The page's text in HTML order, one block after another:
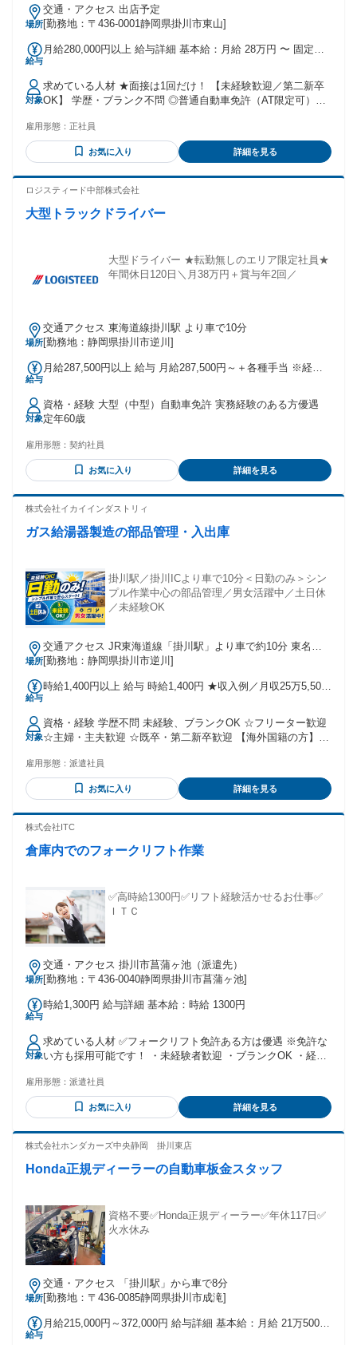
場所
交通・アクセス 出店予定
[勤務地：〒436-0001静岡県掛川市東山]
給与
月給280,000円以上 給与詳細 基本給：月給 28万円 〜 固定残
勤・家族手当金額：なし 全員に一律で支払われるその他手当
金額：なし ■月給28万円～35万円以上＋役職手当＋インセン
ティブ ※固定残業代32時間/60,000円分を含む <副店長> 月給
30万円以上 <店長> 月給35万円以上 ◆インセンティブで大幅
達成率に応じて、毎月インセンティブが支給されます。先輩
メンバーの多くが、入社3～6ヶ月で初達成し、年間80万円を
超えるインセンティブをGETしています！
対象
求めている人材 ★面接は1回だけ！ 【未経験歓迎／第二新卒
OK】 学歴・ブランク不問 ◎普通自動車免許（AT限定可）も
いけど興味はある」 「接客を初めてチャレンジしたい」 そん
な方も大歓迎。イチから丁寧に教えるので安心です。 査定と
いう一生使えるスキルも身につきます！ ＜こんな経験活かせ
店の接客スタッフ、その他営業経験
雇用形態： 正社員
お気に入り 詳細を見る
ロジスティード中部株式会社
大型トラックドライバー
大型ドライバー ★転勤無しのエリア限定社員★
年間休日120日＼月38万円＋賞与年2回／
場所
交通アクセス 東海道線掛川駅 より車で10分
[勤務地：静岡県掛川市逆川]
給与
月給287,500円以上 給与 月給287,500円～＋各種手当 ※経験
あり ※残業代は別途支給します ＜月収例＞ 384,740円 ＋ 交
通費全額支給（規定あり） ＝287,500円 ＋ 時間外（時間外
88,000円・深夜9,240円※時間外40時間、深夜21時間の場合）
対象
資格・経験 大型（中型）自動車免許 実務経験のある方優遇
定年60歳
雇用形態： 契約社員
お気に入り 詳細を見る
株式会社イカイインダストリィ
ガス給湯器製造の部品管理・入出庫
掛川駅／掛川ICより車で10分＜日勤のみ＞シン
プル作業中心の部品管理／男女活躍中／土日休
／未経験OK
場所
交通アクセス JR東海道線「掛川駅」より車で約10分 東名高
速道路「掛川IC」より車で約10分
[勤務地：静岡県掛川市逆川]
給与
時給1,400円以上 給与 時給1,400円 ★収入例／月収25万5,500
対象
資格・経験 学歴不問 未経験、ブランクOK ☆フリーター歓迎
☆主婦・主夫歓迎 ☆既卒・第二新卒歓迎 【海外国籍の方】
の方
雇用形態： 派遣社員
お気に入り 詳細を見る
株式会社ITC
倉庫内でのフォークリフト作業
✅高時給1300円✅リフト経験活かせるお仕事✅
ＩＴＣ
場所
交通・アクセス 掛川市菖蒲ヶ池（派遣先）
[勤務地：〒436-0040静岡県掛川市菖蒲ヶ池]
給与
時給1,300円 給与詳細 基本給：時給 1300円
対象
求めている人材 ✅フォークリフト免許ある方は優遇 ※免許な
い方も採用可能です！ ・未経験者歓迎 ・ブランクOK ・経験
・男女スタッフ多数活躍中 ⭐まずはお気軽にご連絡くださ
い！
雇用形態： 派遣社員
お気に入り 詳細を見る
株式会社ホンダカーズ中央静岡 掛川東店
Honda正規ディーラーの自動車板金スタッフ
資格不要✅Honda正規ディーラー✅年休117日✅
火水休み
場所
交通・アクセス 「掛川駅」から車で8分
[勤務地：〒436-0085静岡県掛川市成滝]
給与
月給215,000円～372,000円 給与詳細 基本給：月給 21万5000